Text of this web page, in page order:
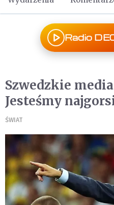
Radio
Szwedzkie
Jesteśmy
ŚWIAT